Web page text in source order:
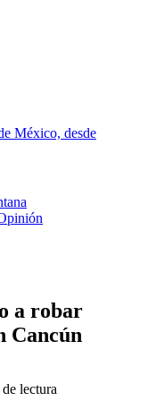
México, desde
a robar
Cancún
lectura